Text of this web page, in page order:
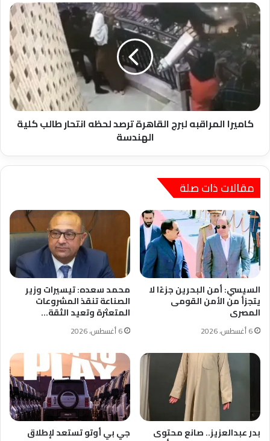
كاميرا
المراقبه
لبرج
القاهرة
ترصد
لحظه
انتحار
كلية
الهندسة
كاميرا المراقبه لبرج القاهرة ترصد لحظه انتحار طالب كلية
الهندسة
مقالات ذات صلة
السيسي: أمن البحرين جزءًا لا
يتجزأ من الأمن القومى
المصرى
6 أغسطس، 2026
محمد سعده: تيسيرات وزير
الصناعة تنقذ المشروعات
المتعثرة وتعيد الثقة…
6 أغسطس، 2026
بدر عبدالعزيز.. صانع محتوى جي بي أوتو تستعد لإطلاق